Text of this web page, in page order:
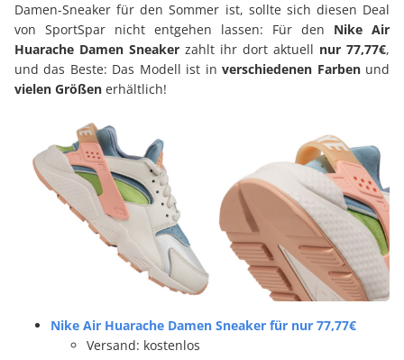
Damen-Sneaker für den Sommer ist, sollte sich diesen Deal
von SportSpar nicht entgehen lassen: Für den Nike Air
Huarache Damen Sneaker zahlt ihr dort aktuell nur 77,77€,
und das Beste: Das Modell ist inverschiedenen Farbenund
vielen Größen erhältlich!
Nike Air Huarache Damen Sneaker für nur 77,77€
Versand: kostenlos